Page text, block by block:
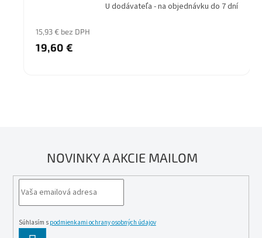
U dodávateľa - na objednávku do 7 dní
15,93 € bez DPH
19,60 €
NOVINKY A AKCIE MAILOM
Súhlasím s podmienkami ochrany osobných údajov